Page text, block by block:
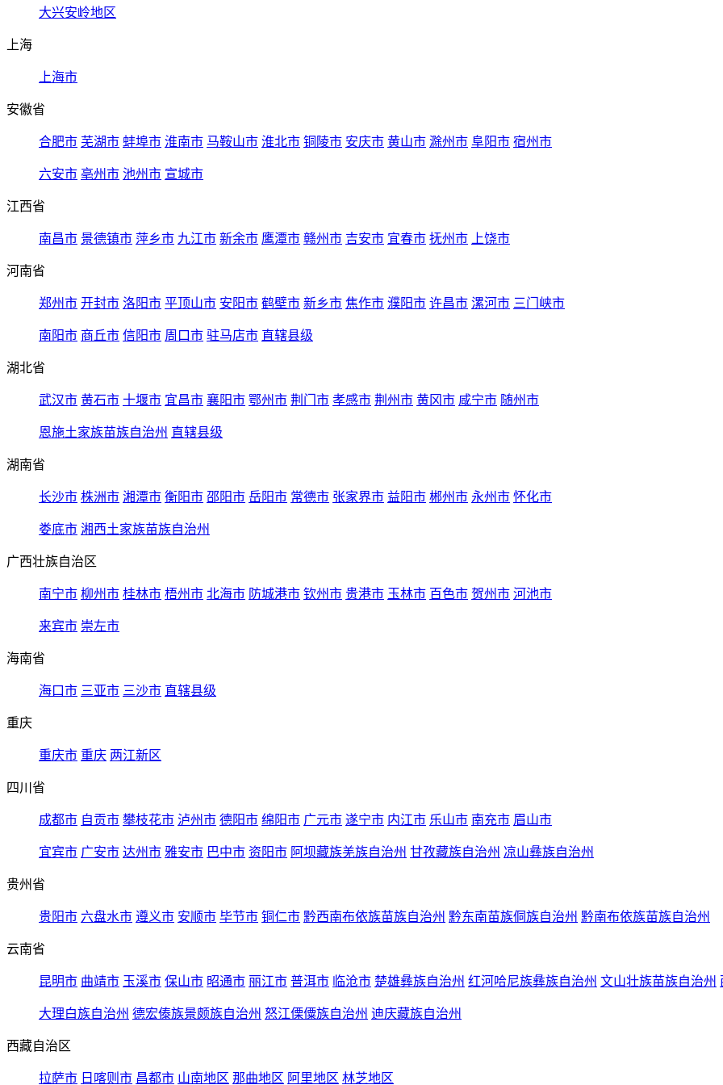
大兴安岭地区
上海
上海市
安徽省
合肥市 芜湖市 蚌埠市 淮南市 马鞍山市 淮北市 铜陵市 安庆市 黄山市 滁州市 阜阳市 宿州市
六安市 亳州市 池州市 宣城市
江西省
南昌市 景德镇市 萍乡市 九江市 新余市 鹰潭市 赣州市 吉安市 宜春市 抚州市 上饶市
河南省
郑州市 开封市 洛阳市 平顶山市 安阳市 鹤壁市 新乡市 焦作市 濮阳市 许昌市 漯河市 三门峡市
南阳市 商丘市 信阳市 周口市 驻马店市 直辖县级
湖北省
武汉市 黄石市 十堰市 宜昌市 襄阳市 鄂州市 荆门市 孝感市 荆州市 黄冈市 咸宁市 随州市
恩施土家族苗族自治州 直辖县级
湖南省
长沙市 株洲市 湘潭市 衡阳市 邵阳市 岳阳市 常德市 张家界市 益阳市 郴州市 永州市 怀化市
娄底市 湘西土家族苗族自治州
广西壮族自治区
南宁市 柳州市 桂林市 梧州市 北海市 防城港市 钦州市 贵港市 玉林市 百色市 贺州市 河池市
来宾市 崇左市
海南省
海口市 三亚市 三沙市 直辖县级
重庆
重庆市 重庆 两江新区
四川省
成都市 自贡市 攀枝花市 泸州市 德阳市 绵阳市 广元市 遂宁市 内江市 乐山市 南充市 眉山市
宜宾市 广安市 达州市 雅安市 巴中市 资阳市 阿坝藏族羌族自治州 甘孜藏族自治州 凉山彝族自治州
贵州省
贵阳市 六盘水市 遵义市 安顺市 毕节市 铜仁市 黔西南布依族苗族自治州 黔东南苗族侗族自治州 黔南布依族苗族自治州
云南省
昆明市 曲靖市 玉溪市 保山市 昭通市 丽江市 普洱市 临沧市 楚雄彝族自治州 红河哈尼族彝族自治州 文山壮族苗族自治州
大理白族自治州 德宏傣族景颇族自治州 怒江傈僳族自治州 迪庆藏族自治州
西藏自治区
拉萨市 日喀则市 昌都市 山南地区 那曲地区 阿里地区 林芝地区